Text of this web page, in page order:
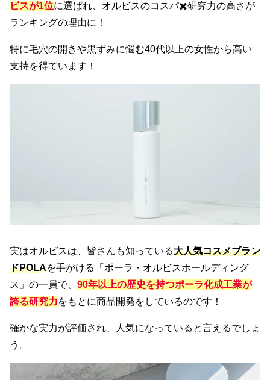
ビスが1位に選ばれ、オルビスのコスパ✖️研究力の高さが
ランキングの理由に！
特に毛穴の開きや黒ずみに悩む40代以上の女性から高い
支持を得ています！
実はオルビスは、皆さんも知っている大人気コスメブラン
ドPOLAを手がける「ポーラ・オルビスホールディング
ス」の一員で、 90年以上の歴史を持つポーラ化成工業が
誇る研究力をもとに商品開発をしているのです！
確かな実力が評価され、人気になっていると言えるでしょ
う。